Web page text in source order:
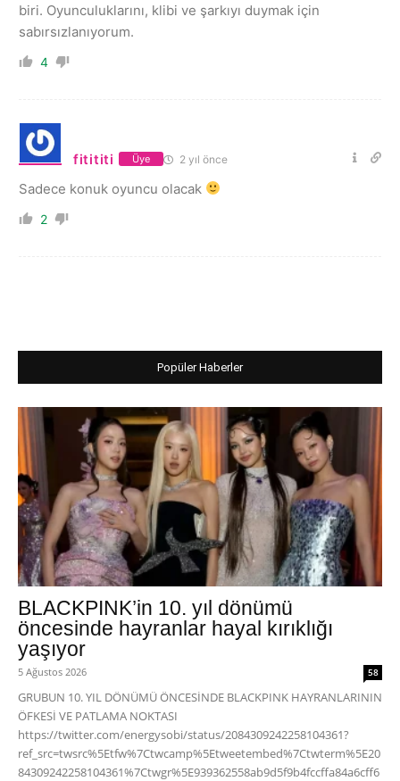
biri. Oyunculuklarını, klibi ve şarkıyı duymak için
sabırsızlanıyorum.
4
fitititi Üye 2 yıl önce
Sadece konuk oyuncu olacak
2
Popüler Haberler
BLACKPINK’in 10. yıl dönümü
öncesinde hayranlar hayal kırıklığı
yaşıyor
5 Ağustos 2026 58
GRUBUN 10. YIL DÖNÜMÜ ÖNCESİNDE BLACKPINK HAYRANLARININ
ÖFKESİ VE PATLAMA NOKTASI
https://twitter.com/energysobi/status/2084309242258104361?
ref_src=twsrc%5Etfw%7Ctwcamp%5Etweetembed%7Ctwterm%5E20
84309242258104361%7Ctwgr%5E939362558ab9d5f9b4fccffa84a6cff6